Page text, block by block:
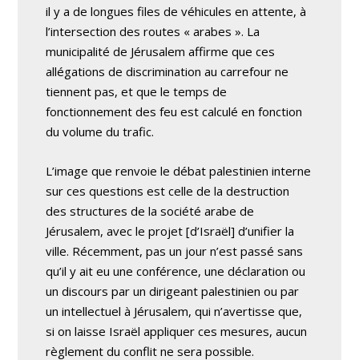
il y a de longues files de véhicules en attente, à
l’intersection des routes « arabes ». La
municipalité de Jérusalem affirme que ces
allégations de discrimination au carrefour ne
tiennent pas, et que le temps de
fonctionnement des feu est calculé en fonction
du volume du trafic.
L’image que renvoie le débat palestinien interne
sur ces questions est celle de la destruction
des structures de la société arabe de
Jérusalem, avec le projet [d’Israël] d’unifier la
ville. Récemment, pas un jour n’est passé sans
qu’il y ait eu une conférence, une déclaration ou
un discours par un dirigeant palestinien ou par
un intellectuel à Jérusalem, qui n’avertisse que,
si on laisse Israël appliquer ces mesures, aucun
règlement du conflit ne sera possible.